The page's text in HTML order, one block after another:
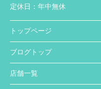
定休日： 年中無休
トップページ
ブログトップ
店舗一覧